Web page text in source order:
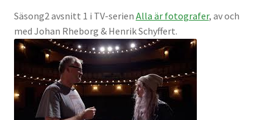
Säsong2 avsnitt 1 i TV-serien Alla är fotografer, av och
med Johan Rheborg & Henrik Schyffert.